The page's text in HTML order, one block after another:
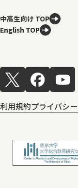
中高生向け TOP
English TOP
利用規約プライバシ